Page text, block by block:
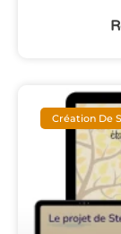
Création De